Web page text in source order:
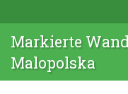
Markierte
Malopolska